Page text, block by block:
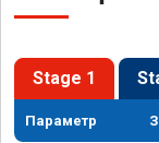
Stage 1
Параметр